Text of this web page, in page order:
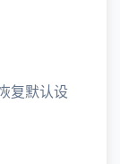
复默认设